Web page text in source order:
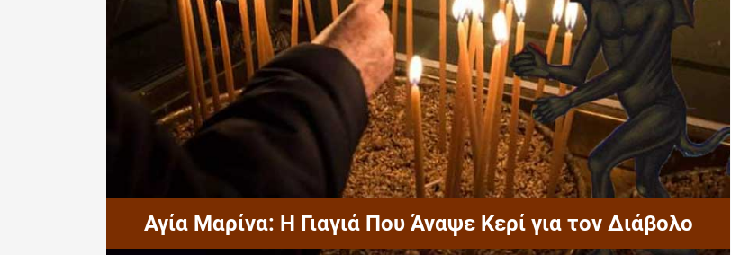
Αγία Μαρίνα: Η Γιαγιά Που Άναψε Κερί για τον Διάβολο